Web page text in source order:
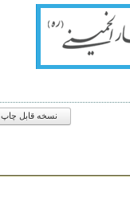
نسخه قابل چاپ